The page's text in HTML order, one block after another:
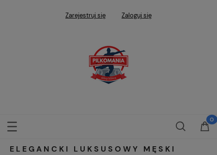
Zarejestruj się Zaloguj się
ELEGANCKI LUKSUSOWY MĘSKI